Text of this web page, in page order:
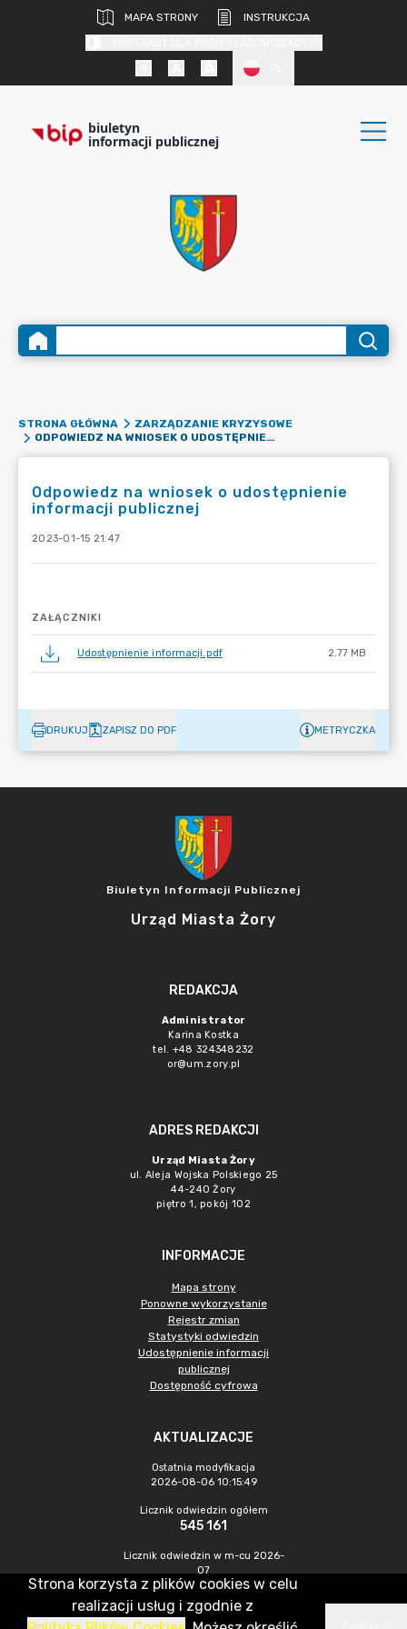
MAPA STRONY
INSTRUKCJA
biuletyn
informacji publicznej
STRONA GŁÓWNA
ZARZĄDZANIE KRYZYSOWE
ODPOWIEDZ NA WNIOSEK O UDOSTĘPNIENIE INFORMACJI PUBLICZNEJ
Odpowiedz na wniosek o udostępnienie
informacji publicznej
2023-01-15 21:47
ZAŁĄCZNIKI
Udostępnienie informacji.pdf 2.77 MB
DRUKUJ ZAPISZ DO PDF METRYCZKA
Biuletyn Informacji Publicznej
Urząd Miasta Żory
REDAKCJA
Administrator
Karina Kostka
tel. +48 324348232
or@um.zory.pl
ADRES REDAKCJI
Urząd Miasta Żory
ul. Aleja Wojska Polskiego 25
44-240 Żory
piętro 1, pokój 102
INFORMACJE
Mapa strony
Ponowne wykorzystanie
Rejestr zmian
Statystyki odwiedzin
Udostępnienie informacji
publicznej
Dostępność cyfrowa
AKTUALIZACJE
Ostatnia modyfikacja
2026-08-06 10:15:49
Licznik odwiedzin ogółem
545 161
Licznik odwiedzin w m-cu 2026-
07
1 177
CMS & Hosting: Nefeni Sp. z o.o.
Strona korzysta z plików cookies w celu
realizacji usług i zgodnie z